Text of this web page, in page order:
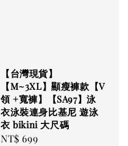
【台灣現貨】
【M~3XL】顯瘦褲款【V
領 +寬褲】【SA97】泳
衣泳裝連身比基尼 遊泳
衣 bikini 大尺碼
Regular
NT$ 699